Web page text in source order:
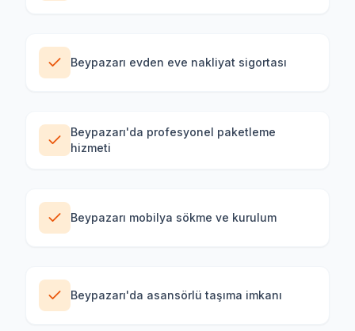
Beypazarı evden eve nakliyat sigortası
Beypazarı'da profesyonel paketleme
hizmeti
Beypazarı mobilya sökme ve kurulum
Beypazarı'da asansörlü taşıma imkanı